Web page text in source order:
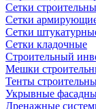
Сетки
Сетки
Сетки
Сетки кладочные
Строительный
Мешки
Тенты
Укрывные
Дренажные